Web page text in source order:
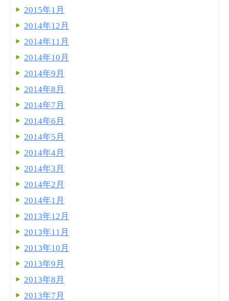
2015年1月
2014年12月
2014年11月
2014年10月
2014年9月
2014年8月
2014年7月
2014年6月
2014年5月
2014年4月
2014年3月
2014年2月
2014年1月
2013年12月
2013年11月
2013年10月
2013年9月
2013年8月
2013年7月